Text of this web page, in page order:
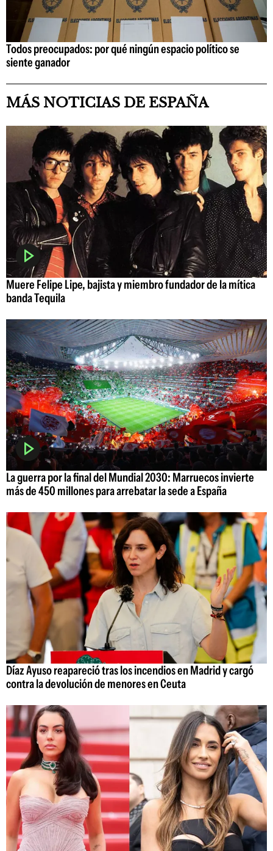
Todos preocupados: por qué ningún espacio político se
siente ganador
MÁS NOTICIAS DE ESPAÑA
Muere Felipe Lipe, bajista y miembro fundador de la mítica
banda Tequila
La guerra por la final del Mundial 2030: Marruecos invierte
más de 450 millones para arrebatar la sede a España
Díaz Ayuso reapareció tras los incendios en Madrid y cargó
contra la devolución de menores en Ceuta